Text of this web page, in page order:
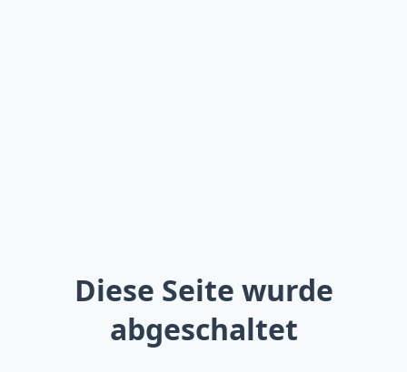
Diese Seite wurde
abgeschaltet